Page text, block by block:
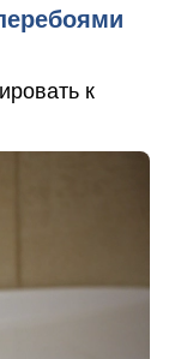
к